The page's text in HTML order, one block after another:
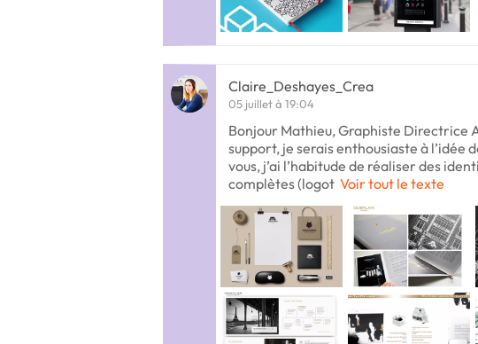
Claire_Deshayes_Crea
05 juillet à 19:04
Bonjour Mathieu, Graphiste Directrice
support, je serais enthousiaste à l’idée
vous, j’ai l’habitude de réaliser des
complètes (logot Voir tout le texte